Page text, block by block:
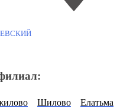
Шилово Елатьма